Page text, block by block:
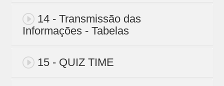
14 - Transmissão das
Informações - Tabelas
15 - QUIZ TIME